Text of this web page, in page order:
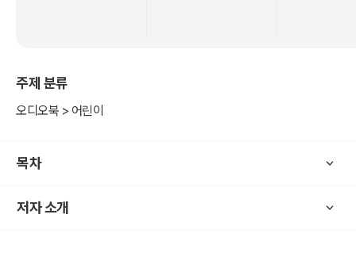
주제 분류
오디오북 > 어린이
목차
저자 소개